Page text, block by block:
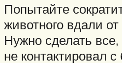
Попытайте
животного вдали
Нужно сделать
не контактировал